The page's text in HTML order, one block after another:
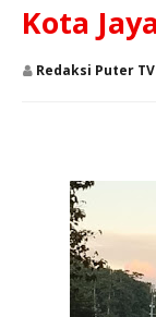
Kota
Redaksi Puter TV